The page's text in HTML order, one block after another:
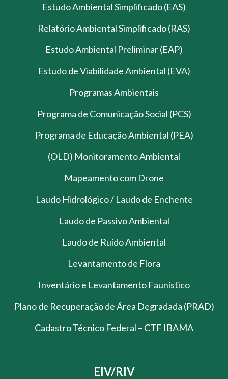
Estudo Ambiental Simplificado (EAS)
Relatório Ambiental Simplificado (RAS)
Estudo Ambiental Preliminar (EAP)
Estudo de Viabilidade Ambiental (EVA)
Programas Ambientais
Programa de Comunicação Social (PCS)
Programa de Educação Ambiental (PEA)
(OLD) Monitoramento Ambiental
Mapeamento com Drone
Laudo Hidrológico / Laudo de Enchente
Laudo de Passivo Ambiental
Laudo de Ruído Ambiental
Levantamento de Flora
Inventário e Levantamento Faunístico
Plano de Recuperação de Área Degradada (PRAD)
Cadastro Técnico Federal – CTF IBAMA
EIV/RIV